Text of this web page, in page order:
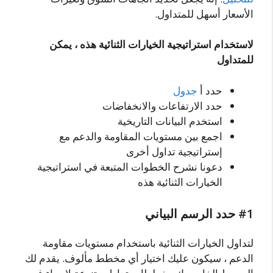
الأسعار أسهل للمتداول.
لاستخدام استراتيجية الخيارات الثنائية هذه ، يمكن
للمتداول
حدد أ جدول
حدد الارتفاعات والانخفاضات
استخدم البيانات التاريخية
اجمع بين مستويات المقاومة والدعم مع
إستراتيجية تداول أخرى
دعونا نشرح الخطوات المتبعة في استراتيجية
الخيارات الثنائية هذه
#1 حدد الرسم البياني
لتداول الخيارات الثنائية باستخدام مستويات مقاومة
الدعم ، سيكون عليك اختيار أي مخطط مألوف. يقدم لك